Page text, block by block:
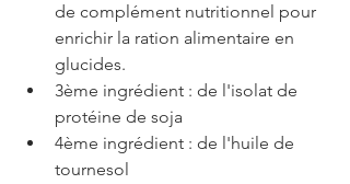
de complément nutritionnel pour
enrichir la ration alimentaire en
glucides.
3ème ingrédient : de l'isolat de
protéine de soja
4ème ingrédient : de l'huile de
tournesol